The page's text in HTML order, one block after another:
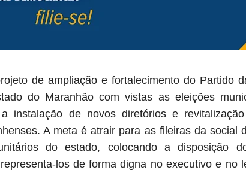
de ampliação e fortalecimento do Partido
do Maranhão com vistas as eleições
instalação de novos diretórios e
A meta é atrair para as fileiras da social
do estado, colocando a disposição
los de forma digna no executivo e no